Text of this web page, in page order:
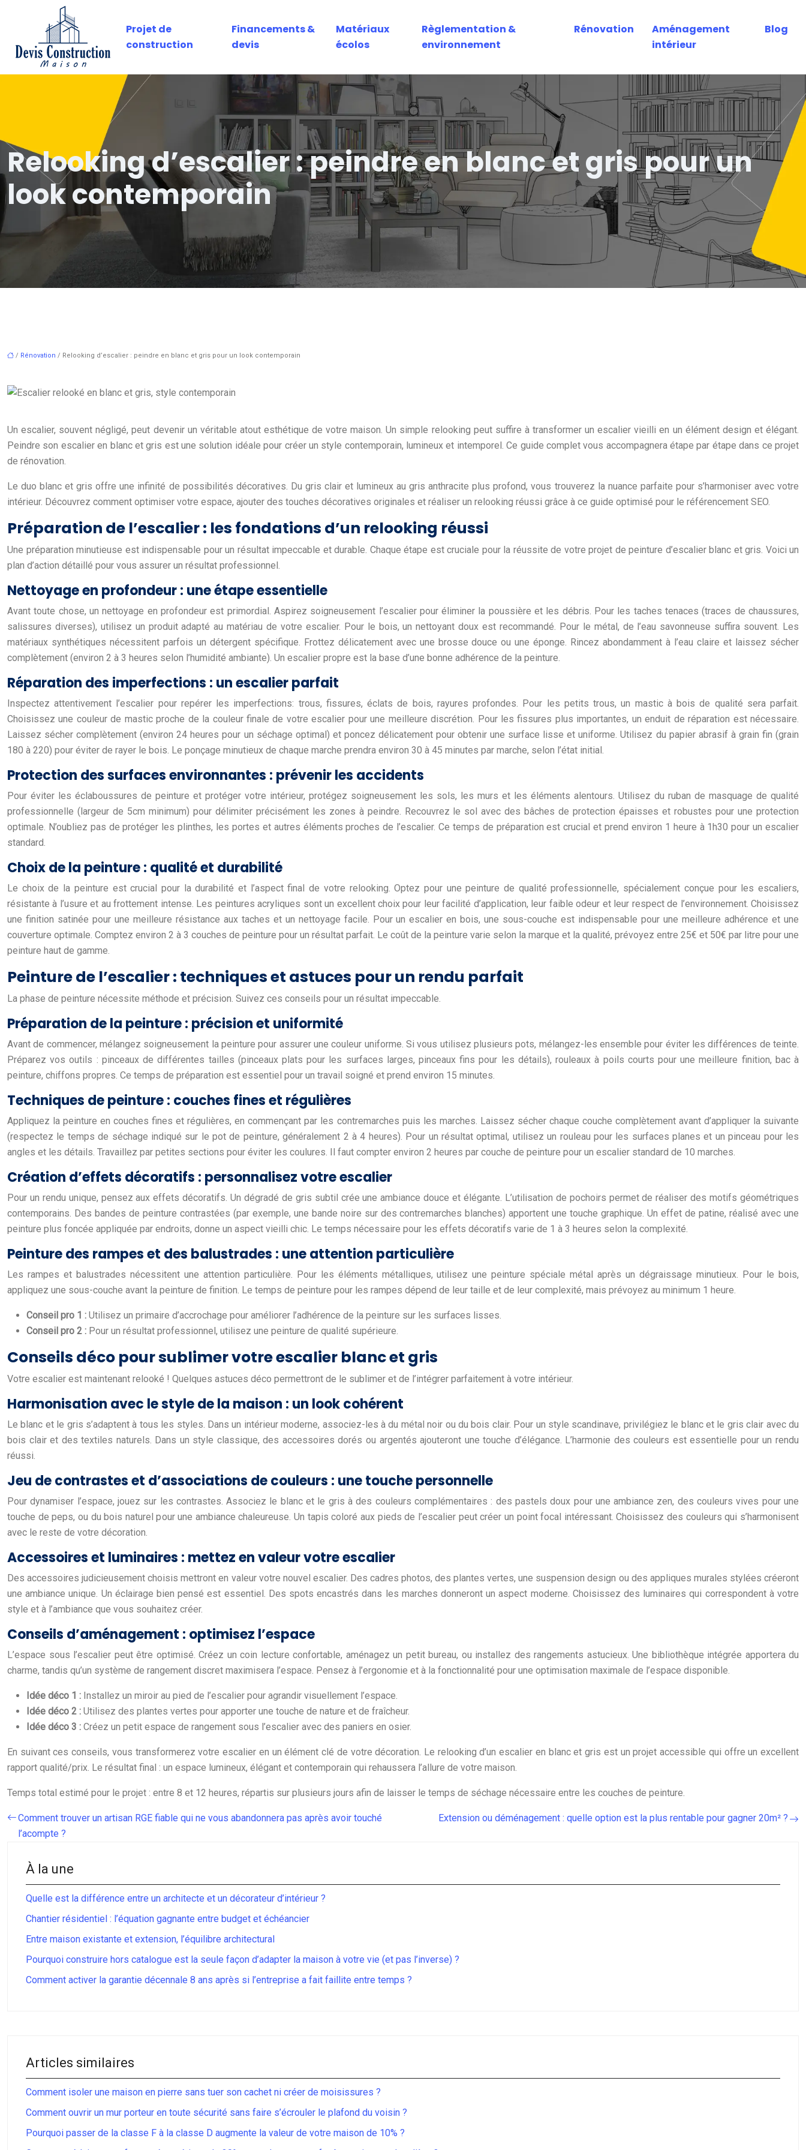
Projet de
construction
Financements &
devis
Matériaux
écolos
Règlementation &
environnement
Rénovation
Aménagement
intérieur
Blog
Relooking d’escalier : peindre en blanc et gris pour un
look contemporain
/ Rénovation / Relooking d’escalier : peindre en blanc et gris pour un look contemporain
Un escalier, souvent négligé, peut devenir un véritable atout esthétique de votre maison. Un simple relooking peut suffire à transformer un escalier vieilli en un élément design et élégant.
Peindre son escalier en blanc et gris est une solution idéale pour créer un style contemporain, lumineux et intemporel. Ce guide complet vous accompagnera étape par étape dans ce projet
de rénovation.
Le duo blanc et gris offre une infinité de possibilités décoratives. Du gris clair et lumineux au gris anthracite plus profond, vous trouverez la nuance parfaite pour s’harmoniser avec votre
intérieur. Découvrez comment optimiser votre espace, ajouter des touches décoratives originales et réaliser un relooking réussi grâce à ce guide optimisé pour le référencement SEO.
Préparation de l’escalier : les fondations d’un relooking réussi
Une préparation minutieuse est indispensable pour un résultat impeccable et durable. Chaque étape est cruciale pour la réussite de votre projet de peinture d’escalier blanc et gris. Voici un
plan d’action détaillé pour vous assurer un résultat professionnel.
Nettoyage en profondeur : une étape essentielle
Avant toute chose, un nettoyage en profondeur est primordial. Aspirez soigneusement l’escalier pour éliminer la poussière et les débris. Pour les taches tenaces (traces de chaussures,
salissures diverses), utilisez un produit adapté au matériau de votre escalier. Pour le bois, un nettoyant doux est recommandé. Pour le métal, de l’eau savonneuse suffira souvent. Les
matériaux synthétiques nécessitent parfois un détergent spécifique. Frottez délicatement avec une brosse douce ou une éponge. Rincez abondamment à l’eau claire et laissez sécher
complètement (environ 2 à 3 heures selon l’humidité ambiante). Un escalier propre est la base d’une bonne adhérence de la peinture.
Réparation des imperfections : un escalier parfait
Inspectez attentivement l’escalier pour repérer les imperfections: trous, fissures, éclats de bois, rayures profondes. Pour les petits trous, un mastic à bois de qualité sera parfait.
Choisissez une couleur de mastic proche de la couleur finale de votre escalier pour une meilleure discrétion. Pour les fissures plus importantes, un enduit de réparation est nécessaire.
Laissez sécher complètement (environ 24 heures pour un séchage optimal) et poncez délicatement pour obtenir une surface lisse et uniforme. Utilisez du papier abrasif à grain fin (grain
180 à 220) pour éviter de rayer le bois. Le ponçage minutieux de chaque marche prendra environ 30 à 45 minutes par marche, selon l’état initial.
Protection des surfaces environnantes : prévenir les accidents
Pour éviter les éclaboussures de peinture et protéger votre intérieur, protégez soigneusement les sols, les murs et les éléments alentours. Utilisez du ruban de masquage de qualité
professionnelle (largeur de 5cm minimum) pour délimiter précisément les zones à peindre. Recouvrez le sol avec des bâches de protection épaisses et robustes pour une protection
optimale. N’oubliez pas de protéger les plinthes, les portes et autres éléments proches de l’escalier. Ce temps de préparation est crucial et prend environ 1 heure à 1h30 pour un escalier
standard.
Choix de la peinture : qualité et durabilité
Le choix de la peinture est crucial pour la durabilité et l’aspect final de votre relooking. Optez pour une peinture de qualité professionnelle, spécialement conçue pour les escaliers,
résistante à l’usure et au frottement intense. Les peintures acryliques sont un excellent choix pour leur facilité d’application, leur faible odeur et leur respect de l’environnement. Choisissez
une finition satinée pour une meilleure résistance aux taches et un nettoyage facile. Pour un escalier en bois, une sous-couche est indispensable pour une meilleure adhérence et une
couverture optimale. Comptez environ 2 à 3 couches de peinture pour un résultat parfait. Le coût de la peinture varie selon la marque et la qualité, prévoyez entre 25€ et 50€ par litre pour une
peinture haut de gamme.
Peinture de l’escalier : techniques et astuces pour un rendu parfait
La phase de peinture nécessite méthode et précision. Suivez ces conseils pour un résultat impeccable.
Préparation de la peinture : précision et uniformité
Avant de commencer, mélangez soigneusement la peinture pour assurer une couleur uniforme. Si vous utilisez plusieurs pots, mélangez-les ensemble pour éviter les différences de teinte.
Préparez vos outils : pinceaux de différentes tailles (pinceaux plats pour les surfaces larges, pinceaux fins pour les détails), rouleaux à poils courts pour une meilleure finition, bac à
peinture, chiffons propres. Ce temps de préparation est essentiel pour un travail soigné et prend environ 15 minutes.
Techniques de peinture : couches fines et régulières
Appliquez la peinture en couches fines et régulières, en commençant par les contremarches puis les marches. Laissez sécher chaque couche complètement avant d’appliquer la suivante
(respectez le temps de séchage indiqué sur le pot de peinture, généralement 2 à 4 heures). Pour un résultat optimal, utilisez un rouleau pour les surfaces planes et un pinceau pour les
angles et les détails. Travaillez par petites sections pour éviter les coulures. Il faut compter environ 2 heures par couche de peinture pour un escalier standard de 10 marches.
Création d’effets décoratifs : personnalisez votre escalier
Pour un rendu unique, pensez aux effets décoratifs. Un dégradé de gris subtil crée une ambiance douce et élégante. L’utilisation de pochoirs permet de réaliser des motifs géométriques
contemporains. Des bandes de peinture contrastées (par exemple, une bande noire sur des contremarches blanches) apportent une touche graphique. Un effet de patine, réalisé avec une
peinture plus foncée appliquée par endroits, donne un aspect vieilli chic. Le temps nécessaire pour les effets décoratifs varie de 1 à 3 heures selon la complexité.
Peinture des rampes et des balustrades : une attention particulière
Les rampes et balustrades nécessitent une attention particulière. Pour les éléments métalliques, utilisez une peinture spéciale métal après un dégraissage minutieux. Pour le bois,
appliquez une sous-couche avant la peinture de finition. Le temps de peinture pour les rampes dépend de leur taille et de leur complexité, mais prévoyez au minimum 1 heure.
Conseil pro 1 : Utilisez un primaire d’accrochage pour améliorer l’adhérence de la peinture sur les surfaces lisses.
Conseil pro 2 : Pour un résultat professionnel, utilisez une peinture de qualité supérieure.
Conseils déco pour sublimer votre escalier blanc et gris
Votre escalier est maintenant relooké ! Quelques astuces déco permettront de le sublimer et de l’intégrer parfaitement à votre intérieur.
Harmonisation avec le style de la maison : un look cohérent
Le blanc et le gris s’adaptent à tous les styles. Dans un intérieur moderne, associez-les à du métal noir ou du bois clair. Pour un style scandinave, privilégiez le blanc et le gris clair avec du
bois clair et des textiles naturels. Dans un style classique, des accessoires dorés ou argentés ajouteront une touche d’élégance. L’harmonie des couleurs est essentielle pour un rendu
réussi.
Jeu de contrastes et d’associations de couleurs : une touche personnelle
Pour dynamiser l’espace, jouez sur les contrastes. Associez le blanc et le gris à des couleurs complémentaires : des pastels doux pour une ambiance zen, des couleurs vives pour une
touche de peps, ou du bois naturel pour une ambiance chaleureuse. Un tapis coloré aux pieds de l’escalier peut créer un point focal intéressant. Choisissez des couleurs qui s’harmonisent
avec le reste de votre décoration.
Accessoires et luminaires : mettez en valeur votre escalier
Des accessoires judicieusement choisis mettront en valeur votre nouvel escalier. Des cadres photos, des plantes vertes, une suspension design ou des appliques murales stylées créeront
une ambiance unique. Un éclairage bien pensé est essentiel. Des spots encastrés dans les marches donneront un aspect moderne. Choisissez des luminaires qui correspondent à votre
style et à l’ambiance que vous souhaitez créer.
Conseils d’aménagement : optimisez l’espace
L’espace sous l’escalier peut être optimisé. Créez un coin lecture confortable, aménagez un petit bureau, ou installez des rangements astucieux. Une bibliothèque intégrée apportera du
charme, tandis qu’un système de rangement discret maximisera l’espace. Pensez à l’ergonomie et à la fonctionnalité pour une optimisation maximale de l’espace disponible.
Idée déco 1 : Installez un miroir au pied de l’escalier pour agrandir visuellement l’espace.
Idée déco 2 : Utilisez des plantes vertes pour apporter une touche de nature et de fraîcheur.
Idée déco 3 : Créez un petit espace de rangement sous l’escalier avec des paniers en osier.
En suivant ces conseils, vous transformerez votre escalier en un élément clé de votre décoration. Le relooking d’un escalier en blanc et gris est un projet accessible qui offre un excellent
rapport qualité/prix. Le résultat final : un espace lumineux, élégant et contemporain qui rehaussera l’allure de votre maison.
Temps total estimé pour le projet : entre 8 et 12 heures, répartis sur plusieurs jours afin de laisser le temps de séchage nécessaire entre les couches de peinture.
Comment trouver un artisan RGE fiable qui ne vous abandonnera pas après avoir touché
l’acompte ?
Extension ou déménagement : quelle option est la plus rentable pour gagner 20m² ?
À la une
Quelle est la différence entre un architecte et un décorateur d’intérieur ?
Chantier résidentiel : l’équation gagnante entre budget et échéancier
Entre maison existante et extension, l’équilibre architectural
Pourquoi construire hors catalogue est la seule façon d’adapter la maison à votre vie (et pas l’inverse) ?
Comment activer la garantie décennale 8 ans après si l’entreprise a fait faillite entre temps ?
Articles similaires
Comment isoler une maison en pierre sans tuer son cachet ni créer de moisissures ?
Comment ouvrir un mur porteur en toute sécurité sans faire s’écrouler le plafond du voisin ?
Pourquoi passer de la classe F à la classe D augmente la valeur de votre maison de 10% ?